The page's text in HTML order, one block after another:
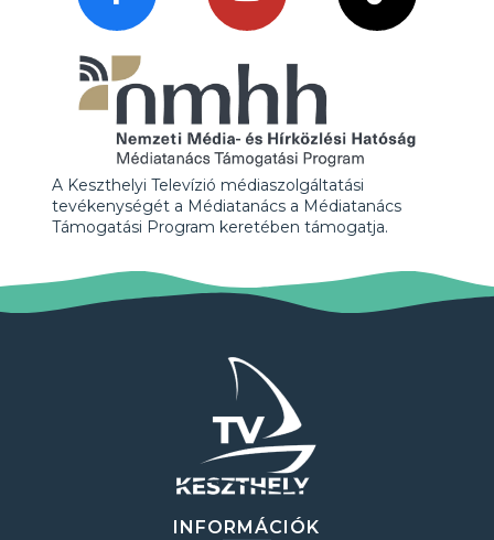
A Keszthelyi Televízió médiaszolgáltatási
tevékenységét a Médiatanács a Médiatanács
Támogatási Program keretében támogatja.
INFORMÁCIÓK